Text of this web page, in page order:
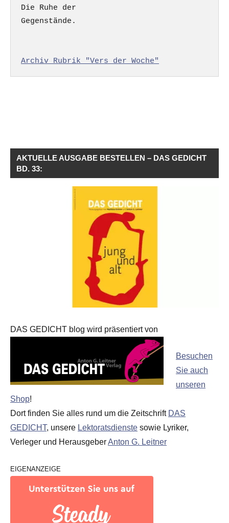
Die Ruhe der
Gegenstände.
Archiv Rubrik "Vers der Woche"
AKTUELLE AUSGABE BESTELLEN – DAS GEDICHT
BD. 33:
DAS GEDICHT blog wird präsentiert von
Besuchen
Sie auch
unseren
Shop!
Dort finden Sie alles rund um die Zeitschrift DAS
GEDICHT, unsere Lektoratsdienste sowie Lyriker,
Verleger und HerausgeberAnton G. Leitner
EIGENANZEIGE